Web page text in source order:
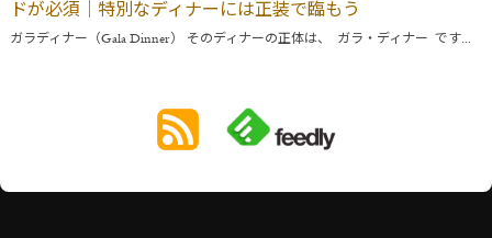
ドが必須｜特別なディナーには正装で臨もう
ガラディナー（Gala Dinner） そのディナーの正体は、 ガラ・ディナー です...